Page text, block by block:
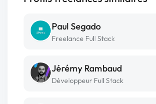
Paul Segado
Freelance Full Stack
Jérémy Rambaud
Développeur Full Stack